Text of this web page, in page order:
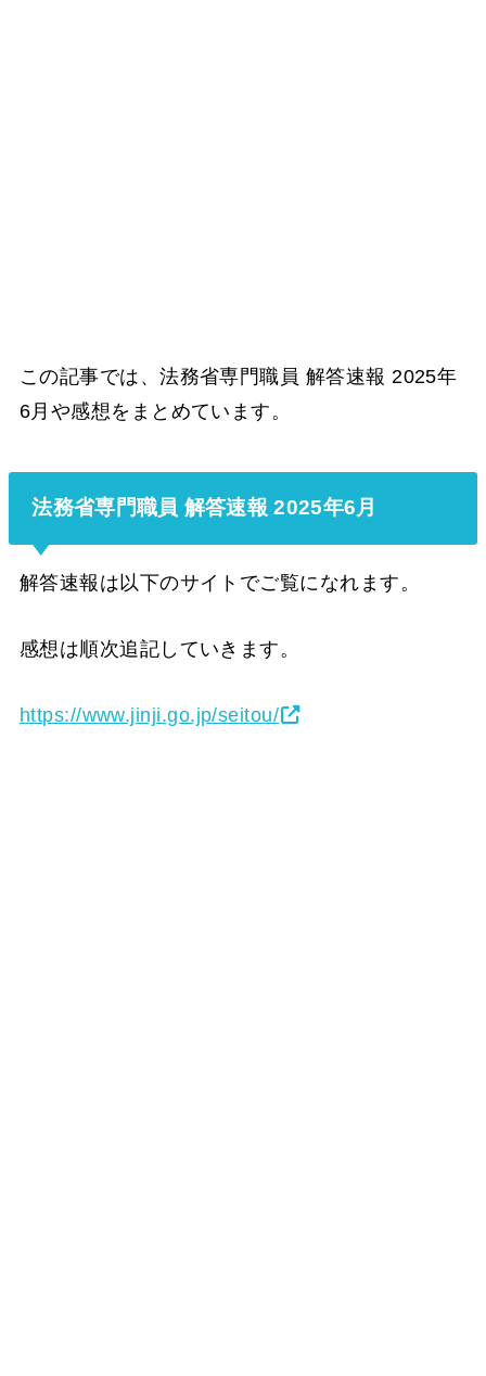
この記事では、法務省専門職員 解答速報 2025年
6月や感想をまとめています。
法務省専門職員 解答速報 2025年6月
解答速報は以下のサイトでご覧になれます。
感想は順次追記していきます。
https://www.jinji.go.jp/seitou/